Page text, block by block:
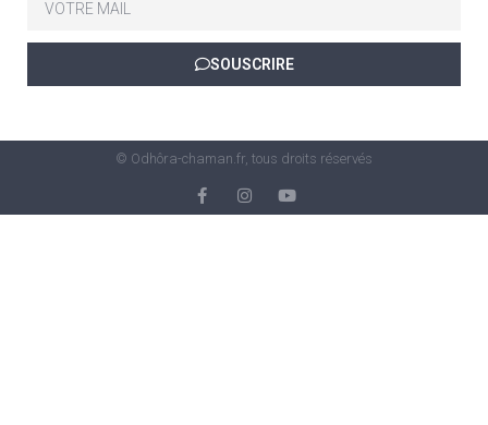
SOUSCRIRE
© Odhôra-chaman.fr, tous droits réservés